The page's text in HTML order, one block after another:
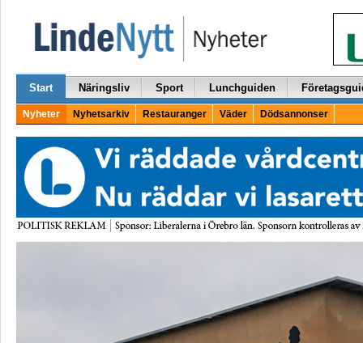
Start Näringsliv Sport Lunchguiden
Nyheter Nyhetsarkiv Restauranger Väder Dödsannonser